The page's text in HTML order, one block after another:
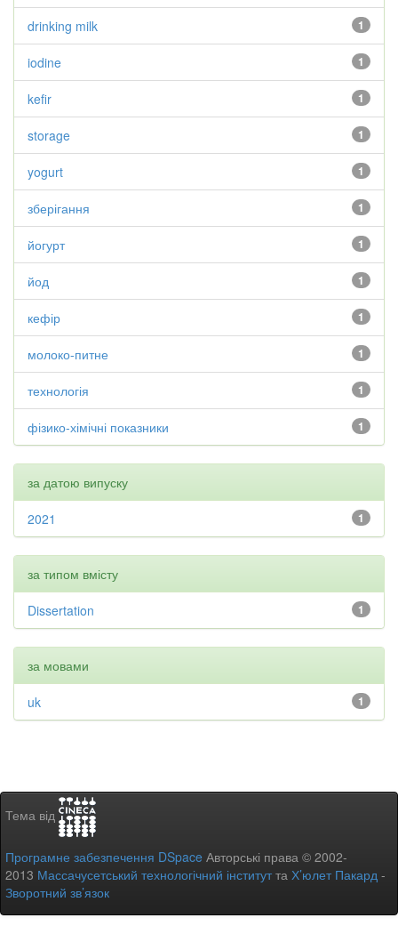
1
drinking milk
1
iodine
1
kefir
1
storage
1
yogurt
1
зберігання
1
йогурт
1
йод
1
кефір
1
молоко-питне
1
технологія
1
фізико-хімічні показники
за датою випуску
1
2021
за типом вмісту
1
Dissertation
за мовами
1
uk
Тема від
Програмне забезпечення DSpace Авторські права © 2002-
2013 Массачусетський технологічний інститутта Х’юлет Пакард -
Зворотний зв’язок